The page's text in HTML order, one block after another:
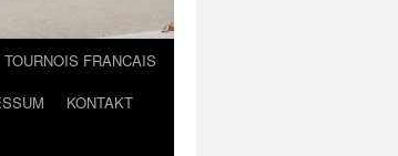
TOURNOIS FRANCAIS
KONTAKT